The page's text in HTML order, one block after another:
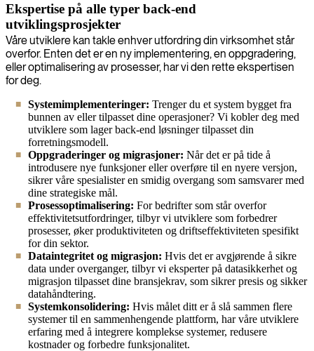
Ekspertise på alle typer back-end
utviklingsprosjekter
Våre utviklere kan takle enhver utfordring din virksomhet står
overfor. Enten det er en ny implementering, en oppgradering,
eller optimalisering av prosesser, har vi den rette ekspertisen
for deg.
Systemimplementeringer: Trenger du et system bygget fra
bunnen av eller tilpasset dine operasjoner? Vi kobler deg med
utviklere som lager back-end løsninger tilpasset din
forretningsmodell.
Oppgraderinger og migrasjoner: Når det er på tide å
introdusere nye funksjoner eller overføre til en nyere versjon,
sikrer våre spesialister en smidig overgang som samsvarer med
dine strategiske mål.
Prosessoptimalisering: For bedrifter som står overfor
effektivitetsutfordringer, tilbyr vi utviklere som forbedrer
prosesser, øker produktiviteten og driftseffektiviteten spesifikt
for din sektor.
Dataintegritet og migrasjon: Hvis det er avgjørende å sikre
data under overganger, tilbyr vi eksperter på datasikkerhet og
migrasjon tilpasset dine bransjekrav, som sikrer presis og sikker
datahåndtering.
Systemkonsolidering: Hvis målet ditt er å slå sammen flere
systemer til en sammenhengende plattform, har våre utviklere
erfaring med å integrere komplekse systemer, redusere
kostnader og forbedre funksjonalitet.